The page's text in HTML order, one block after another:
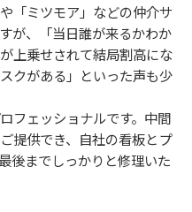
「ミツモア」などの仲介サ
が、「当日誰が来るかわか
上乗せされて結局割高にな
クがある」といった声も少
フェッショナルです。中間
提供でき、自社の看板とプ
後までしっかりと修理いた